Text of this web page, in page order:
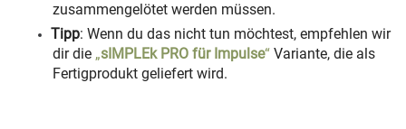
zusammengelötet werden müssen.
Tipp: Wenn du das nicht tun möchtest, empfehlen wir
dir die „sIMPLEk PRO für Impulse“ Variante, die als
Fertigprodukt geliefert wird.